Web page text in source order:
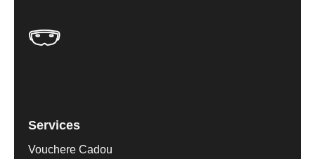
Services
Vouchere Cadou